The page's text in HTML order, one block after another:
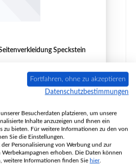
Speckstein
01007671
Hersteller: ABC
Regulärer Preis:
174,39 €
verfügbar, Produktion eingestellt
Fortfahren, ohne zu akzeptieren
Datenschutzbestimmungen
Besucherdaten platzieren, um unsere
Inhalte anzuzeigen und Ihnen ein
zu bieten. Für weitere Informationen zu den von
Sie die Einstellungen.
Personalisierung von Werbung und zur
erhoben. Die Daten können
weitere Informationen finden Sie hier.